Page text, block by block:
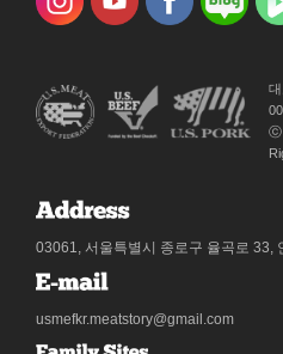
대
ⓒ
03061, 서울특별시 종로구 율곡로 33,
usmefkr.meatstory@gmail.com